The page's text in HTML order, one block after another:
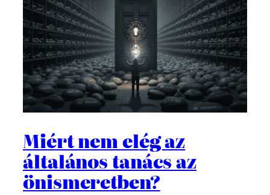
Miért nem elég az
általános tanács az
önismeretben?